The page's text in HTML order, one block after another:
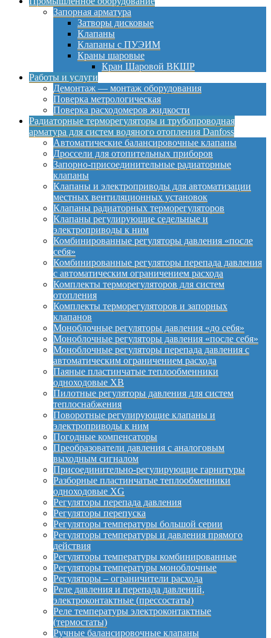
Запорная арматура
Затворы дисковые
Клапаны
Клапаны с ПУЭИМ
Краны шаровые
Кран Шаровой ВКШР
Работы и услуги
Демонтаж — монтаж оборудования
Поверка метрологическая
Поверка расходомеров жидкости
Радиаторные терморегуляторы и трубопроводная
арматура для систем водяного отопления Danfoss
Автоматические балансировочные клапаны
Дроссели для отопительных приборов
Запорно-присоединительные радиаторные
клапаны
Клапаны и электроприводы для автоматизации
местных вентиляционных установок
Клапаны радиаторных терморегуляторов
Клапаны регулирующие седельные и
электроприводы к ним
Комбинированные регуляторы давления «после
себя»
Комбинированные регуляторы перепада давления
с автоматическим ограничением расхода
Комплекты терморегуляторов для систем
отопления
Комплекты терморегуляторов и запорных
клапанов
Моноблочные регуляторы давления «до себя»
Моноблочные регуляторы давления «после себя»
Моноблочные регуляторы перепада давления с
автоматическим ограничением расхода
Паяные пластинчатые теплообменники
одноходовые XB
Пилотные регуляторы давления для систем
теплоснабжения
Поворотные регулирующие клапаны и
электроприводы к ним
Погодные компенсаторы
Преобразователи давления с аналоговым
выходным сигналом
Присоединительно-регулирующие гарнитуры
Разборные пластинчатые теплообменники
одноходовые XG
Регуляторы перепада давления
Регуляторы перепуска
Регуляторы температуры большой серии
Регуляторы температуры и давления прямого
действия
Регуляторы температуры комбинированные
Регуляторы температуры моноблочные
Регуляторы – ограничители расхода
Реле давления и перепада давлений,
электроконтактные (прессостаты)
Реле температуры электроконтактные
(термостаты)
Ручные балансировочные клапаны